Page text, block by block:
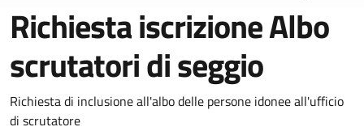
Richiesta iscrizione Albo
scrutatori di seggio
Richiesta di inclusione all'albo delle persone idonee all'ufficio
di scrutatore